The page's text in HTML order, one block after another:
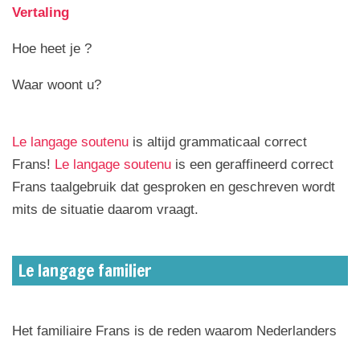
Vertaling
Hoe heet je ?
Waar woont u?
Le langage soutenu is altijd grammaticaal correct
Frans! Le langage soutenu is een geraffineerd correct
Frans taalgebruik dat gesproken en geschreven wordt
mits de situatie daarom vraagt.
Le langage familier
Het familiaire Frans is de reden waarom Nederlanders